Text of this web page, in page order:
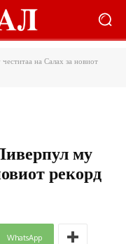
на Салах за новиот
му
рекорд
WhatsApp